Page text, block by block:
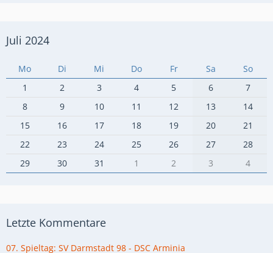
Juli 2024
Mo Di Mi Do Fr Sa
So
1
2 3 4 5 6
7
8
9 10 11 12 13
14
15
16 17 18 19 20
21
22
23 24 25 26 27
28
29
30 31 1 2 3 4
Letzte Kommentare
07. Spieltag: SV Darmstadt 98 - DSC Arminia